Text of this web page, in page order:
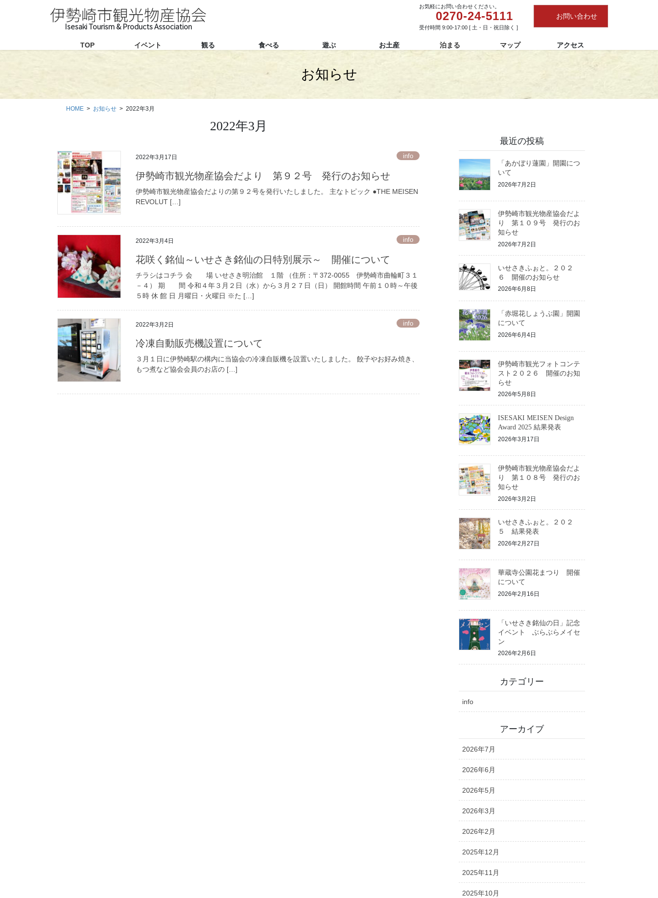
ツ
シ
移
伊勢崎市観光物産協会 お気軽にお問い合わせください。
0270-24-5111
受付時間 9:00-17:00 [ 土・日・祝日除く ]
お問い合わせ
TOP イベント 観る 食べる 遊ぶ お土産 泊まる マップ アクセス
お知らせ
HOME お知らせ 2022年3月
2022年3月
2022年3月17日 info
伊勢崎市観光物産協会だより 第９２号 発行のお知らせ
伊勢崎市観光物産協会だよりの第９２号を発行いたしました。 主なトピック ●THE MEISEN
REVOLUT […]
2022年3月4日 info
花咲く銘仙～いせさき銘仙の日特別展示～ 開催について
チラシはコチラ 会 場 いせさき明治館 １階 （住所：〒372-0055 伊勢崎市曲輪町３１
－４） 期 間 令和４年３月２日（水）から３月２７日（日） 開館時間 午前１０時～午後
５時 休 館 日 月曜日・火曜日 ※た […]
2022年3月2日 info
冷凍自動販売機設置について
３月１日に伊勢崎駅の構内に当協会の冷凍自販機を設置いたしました。 餃子やお好み焼き、
もつ煮など協会会員のお店の […]
最近の投稿
「あかぼり蓮園」開園につ
いて
2026年7月2日
伊勢崎市観光物産協会だよ
り 第１０９号 発行のお
知らせ
2026年7月2日
いせさきふぉと。２０２
６ 開催のお知らせ
2026年6月8日
「赤堀花しょうぶ園」開園
について
2026年6月4日
伊勢崎市観光フォトコンテ
スト２０２６ 開催のお知
らせ
2026年5月8日
ISESAKI MEISEN Design
Award 2025 結果発表
2026年3月17日
伊勢崎市観光物産協会だよ
り 第１０８号 発行のお
知らせ
2026年3月2日
いせさきふぉと。２０２
５ 結果発表
2026年2月27日
華蔵寺公園花まつり 開催
について
2026年2月16日
「いせさき銘仙の日」記念
イベント ぶらぶらメイセ
ン
2026年2月6日
カテゴリー
info
アーカイブ
2026年7月
2026年6月
2026年5月
2026年3月
2026年2月
2025年12月
2025年11月
2025年10月